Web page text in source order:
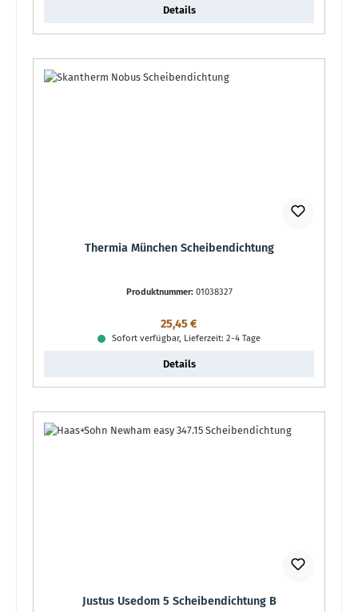
Details
Thermia München Scheibendichtung
Produktnummer: 01038327
Regulärer Preis:
25,45 €
Sofort verfügbar, Lieferzeit: 2-4 Tage
Details
Justus Usedom 5 Scheibendichtung B